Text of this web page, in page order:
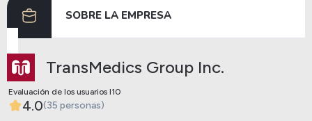
52.12 11.81 22.66%
SOBRE LA EMPRESA
TransMedics Group Inc.
Evaluación de los usuarios I10
4.0(35 personas)